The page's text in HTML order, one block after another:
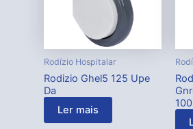
Rodízio Hospitalar
Rodizio Ghel5 125 Upe
Da
Ler mais